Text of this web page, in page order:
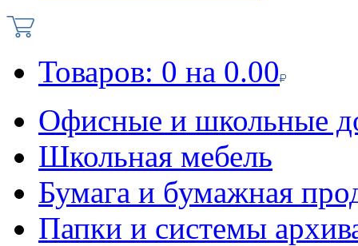
Товаров: 0 на 0.00
Офисные и школьные
Школьная мебель
Бумага и бумажная
Папки и системы